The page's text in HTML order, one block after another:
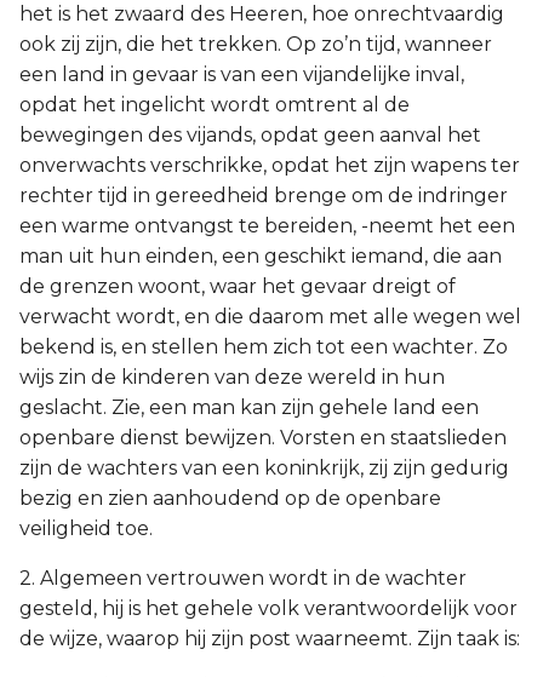
het is het zwaard des Heeren, hoe onrechtvaardig
ook zij zijn, die het trekken. Op zo’n tijd, wanneer
een land in gevaar is van een vijandelijke inval,
opdat het ingelicht wordt omtrent al de
bewegingen des vijands, opdat geen aanval het
onverwachts verschrikke, opdat het zijn wapens ter
rechter tijd in gereedheid brenge om de indringer
een warme ontvangst te bereiden, -neemt het een
man uit hun einden, een geschikt iemand, die aan
de grenzen woont, waar het gevaar dreigt of
verwacht wordt, en die daarom met alle wegen wel
bekend is, en stellen hem zich tot een wachter. Zo
wijs zin de kinderen van deze wereld in hun
geslacht. Zie, een man kan zijn gehele land een
openbare dienst bewijzen. Vorsten en staatslieden
zijn de wachters van een koninkrijk, zij zijn gedurig
bezig en zien aanhoudend op de openbare
veiligheid toe.
2. Algemeen vertrouwen wordt in de wachter
gesteld, hij is het gehele volk verantwoordelijk voor
de wijze, waarop hij zijn post waarneemt. Zijn taak is: